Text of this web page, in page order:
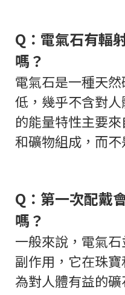
Q：電氣石有輻
嗎？
電氣石是一種天
低，幾乎不含對
的能量特性主要
和礦物組成，而不
Q：第一次配戴
嗎？
一般來說，電氣
副作用，它在珠
為對人體有益的礦